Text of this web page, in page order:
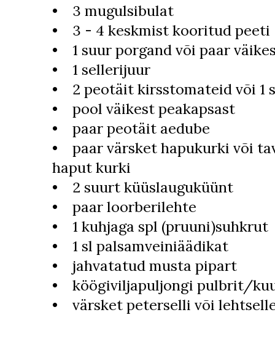
• 3 mugulsibulat
• 3 - 4 keskmist kooritud peeti
• 1 suur porgand või paar
• 1 sellerijuur
• 2 peotäit kirsstomateid või 1
• pool väikest peakapsast
• paar peotäit aedube
• paar värsket hapukurki või
haput kurki
• 2 suurt küüslauguküünt
• paar loorberilehte
• 1 kuhjaga spl (pruuni)suhkrut
• 1 sl palsamveiniäädikat
• jahvatatud musta pipart
• köögiviljapuljongi pulbrit/
• värsket peterselli või